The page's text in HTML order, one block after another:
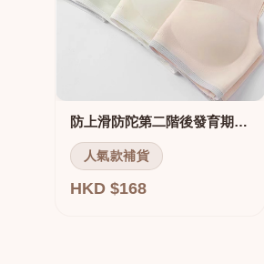
防上滑防陀第二階後發育期內衣
人氣款補貨
HKD $168